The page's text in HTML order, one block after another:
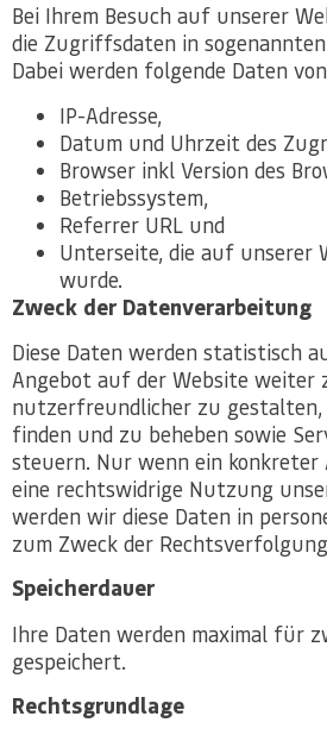
Bei Ihrem Besuch auf unserer
die Zugriffsdaten in
Dabei werden folgende Daten
IP-Adresse,
Datum und Uhrzeit des
Browser inkl Version des
Betriebssystem,
Referrer URL und
Unterseite, die auf unserer
wurde.
Zweck der Datenverarbeitung
Diese Daten werden statistisch
Angebot auf der Website weiter
nutzerfreundlicher zu gestalten,
finden und zu beheben sowie
steuern. Nur wenn ein
eine rechtswidrige Nutzung
werden wir diese Daten in
zum Zweck der
Speicherdauer
Ihre Daten werden maximal für
gespeichert.
Rechtsgrundlage